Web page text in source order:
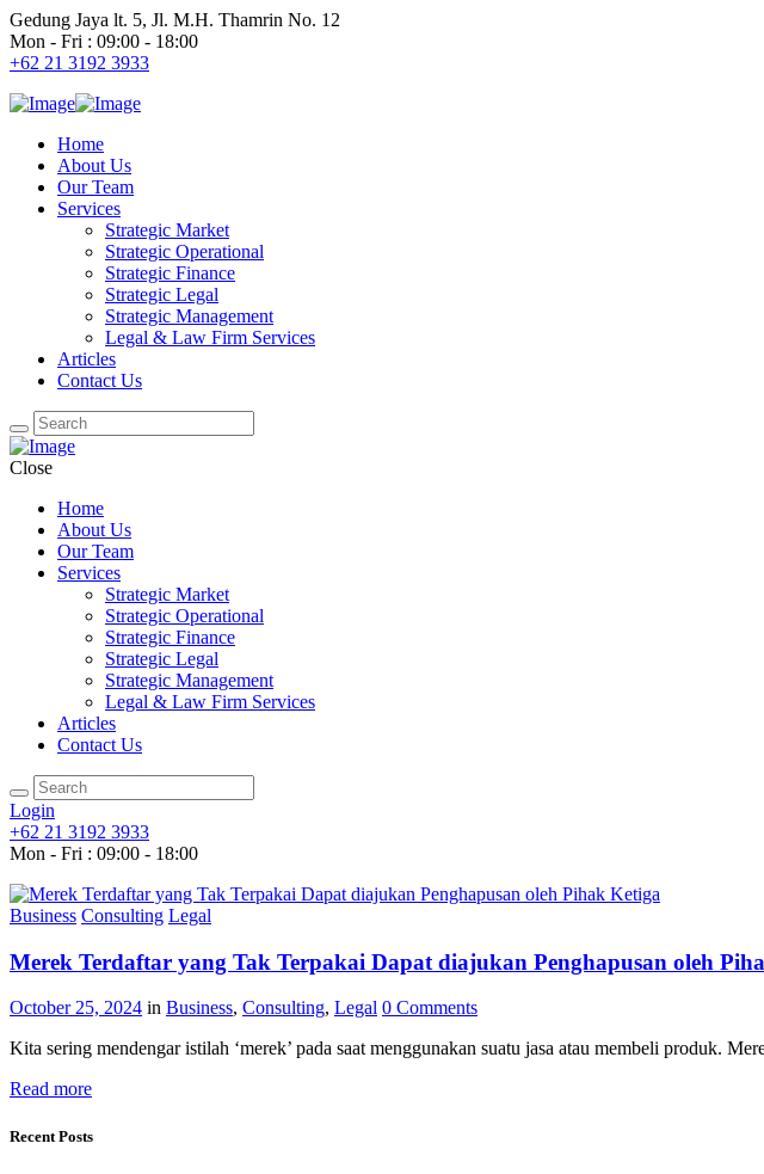
Gedung Jaya lt. 5, Jl. M.H. Thamrin No. 12
Mon - Fri : 09:00 - 18:00
+62 21 3192 3933
Home
About Us
Our Team
Services
Strategic Market
Strategic Operational
Strategic Finance
Strategic Legal
Strategic Management
Legal & Law Firm Services
Articles
Contact Us
Close
Home
About Us
Our Team
Services
Strategic Market
Strategic Operational
Strategic Finance
Strategic Legal
Strategic Management
Legal & Law Firm Services
Articles
Contact Us
Login
+62 21 3192 3933
Mon - Fri : 09:00 - 18:00
Business Consulting Legal
Merek Terdaftar yang Tak Terpakai Dapat diajukan Penghapusan oleh
October 25, 2024 in Business, Consulting, Legal 0 Comments
Kita sering mendengar istilah ‘merek’ pada saat menggunakan suatu jasa atau membeli produk.
Read more
Recent Posts